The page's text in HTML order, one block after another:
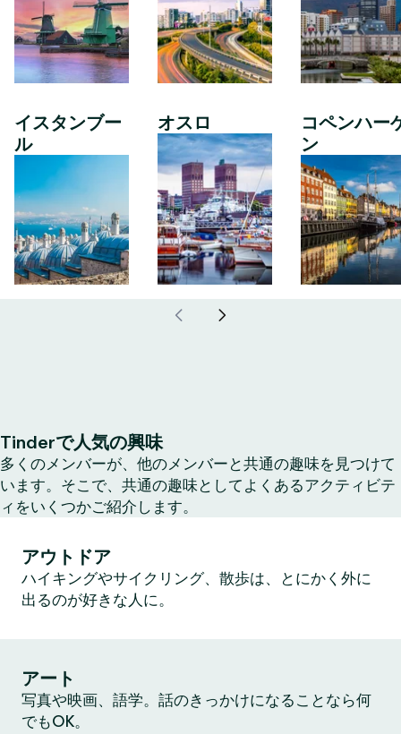
イスタンブー
ル
オスロ
コペンハー
ン
Tinderで人気の興味
多くのメンバーが、他のメンバーと共通の趣味を見つけて
います。そこで、共通の趣味としてよくあるアクティビテ
ィをいくつかご紹介します。
アウトドア
ハイキングやサイクリング、散歩は、とにかく外に
出るのが好きな人に。
アート
写真や映画、語学。話のきっかけになることなら何
でもOK。